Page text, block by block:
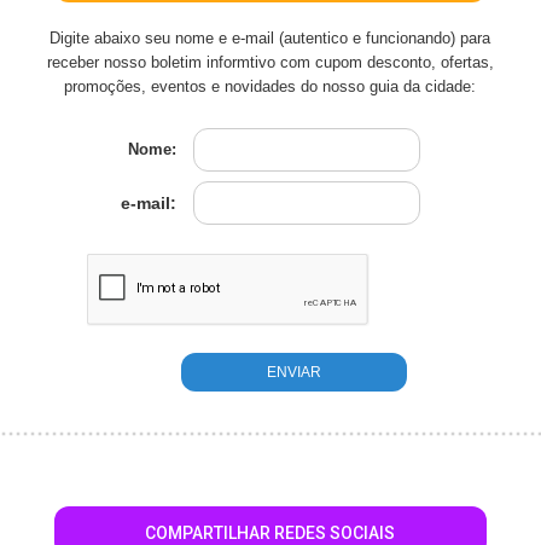
Digite abaixo seu nome e e-mail (autentico e funcionando) para
receber nosso boletim informtivo com cupom desconto, ofertas,
promoções, eventos e novidades do nosso guia da cidade:
Nome:
e-mail:
COMPARTILHAR REDES SOCIAIS